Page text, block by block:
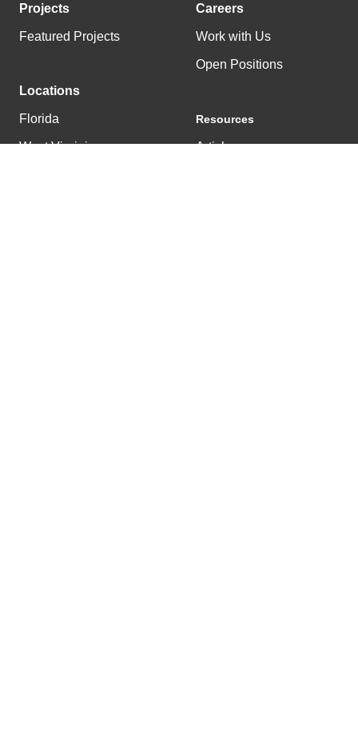
Projects
Featured Projects
Locations
Florida
West Virginia
Careers
Work with Us
Open Positions
Resources
Articles